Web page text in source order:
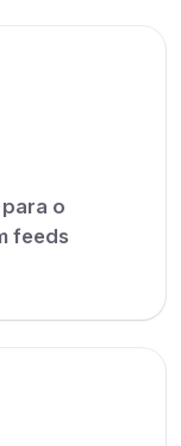
o
feeds